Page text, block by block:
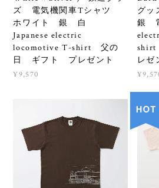
ズ 電気機関車Tシャツ
ホワイト 銀 白
Japanese electric
locomotive T-shirt 父の
日 ギフト プレゼント
¥9,570
グ
銀
レゼ